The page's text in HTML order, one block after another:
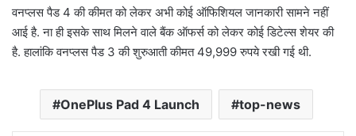
वनप्लस पैड 4 की कीमत को लेकर अभी कोई ऑफिशियल जानकारी सामने नहीं
आई है. ना ही इसके साथ मिलने वाले बैंक ऑफर्स को लेकर कोई डिटेल्स शेयर की
है. हालांकि वनप्लस पैड 3 की शुरुआती कीमत 49,999 रुपये रखी गई थी.
OnePlus Pad 4 Launch top-news